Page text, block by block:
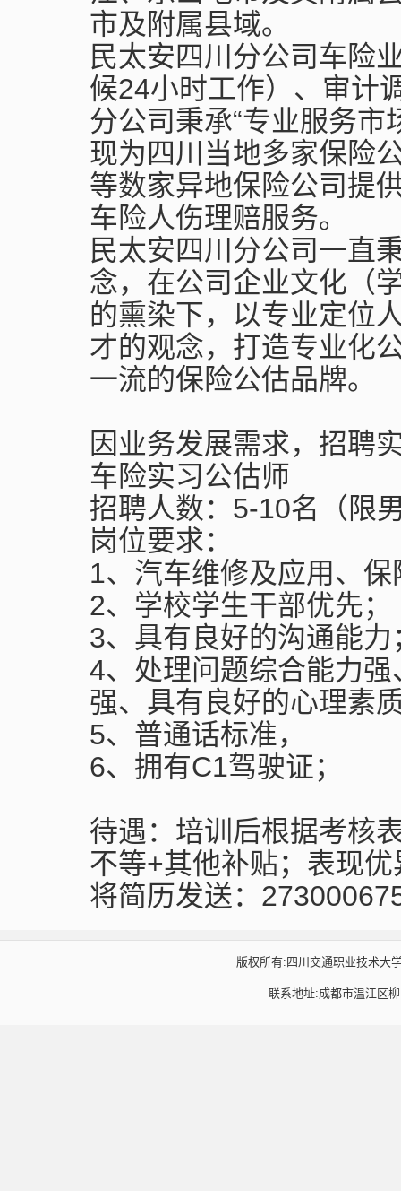
市及附属县域。
民太安四川分公司车险
候24小时工作）、审计
分公司秉承“专业服务市
现为四川当地多家保险
等数家异地保险公司提
车险人伤理赔服务。
民太安四川分公司一直
念，在公司企业文化（
的熏染下，以专业定位
才的观念，打造专业化
一流的保险公估品牌。
因业务发展需求，招聘
车险实习公估师
招聘人数：5-10名（限
岗位要求：
1、汽车维修及应用、
2、学校学生干部优先；
3、具有良好的沟通能力
4、处理问题综合能力
强、具有良好的心理素
5、普通话标准，
6、拥有C1驾驶证；
待遇：培训后根据考核
不等+其他补贴；表现
将简历发送：
版权所有:四川交通职业技术大
联系地址:成都市温江区